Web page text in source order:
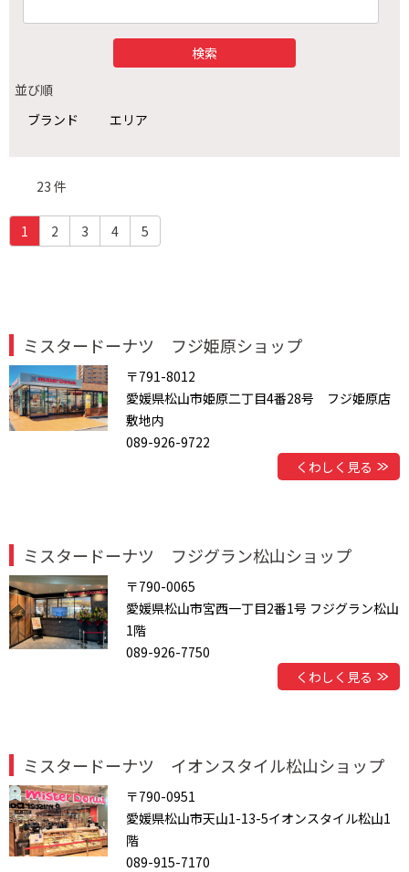
並び順
ブランド
エリア
23 件
1
u
t)
2 3 4 5
ミスタードーナツ フジ姫原ショップ
〒791-8012
愛媛県松山市姫原二丁目4番28号 フジ姫原店
敷地内
089-926-9722
くわしく見る
ミスタードーナツ フジグラン松山ショップ
〒790-0065
愛媛県松山市宮西一丁目2番1号 フジグラン松山
1階
089-926-7750
くわしく見る
ミスタードーナツ イオンスタイル松山ショップ
〒790-0951
愛媛県松山市天山1-13-5イオンスタイル松山1
階
089-915-7170